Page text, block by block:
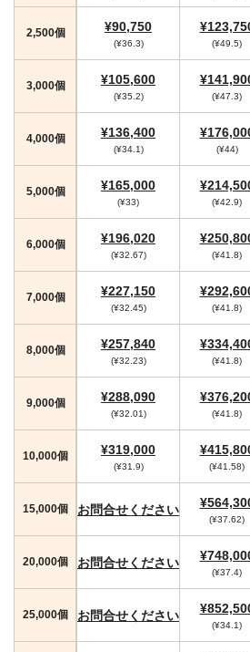
2,500個 ¥90,750
(¥36.3) (¥49.5)
3,000個 ¥105,600
(¥35.2) (¥47.3)
4,000個 ¥136,400
(¥34.1) (¥44)
5,000個 ¥165,000
(¥33) (¥42.9)
6,000個 ¥196,020
(¥32.67) (¥41.8)
7,000個 ¥227,150
(¥32.45) (¥41.8)
8,000個 ¥257,840
(¥32.23) (¥41.8)
9,000個 ¥288,090
(¥32.01) (¥41.8)
10,000個 ¥319,000
(¥31.9) (¥41.58)
15,000個 お問合せください
(¥37.62)
20,000個 お問合せください
(¥37.4)
25,000個 お問合せください
(¥34.1)